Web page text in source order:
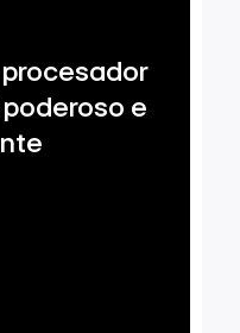
poderoso e